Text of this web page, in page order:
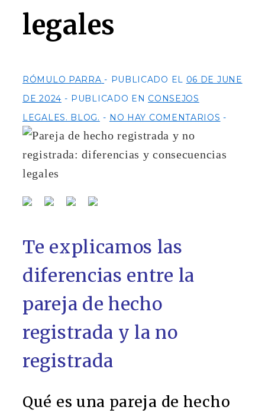
legales
RÓMULO PARRA PUBLICADO EL 06 DE JUNE
DE 2024
PUBLICADO EN CONSEJOS
LEGALES. BLOG.
NO HAY COMENTARIOS
Te explicamos las
diferencias entre la
pareja de hecho
registrada y la no
registrada
Qué es una pareja de hecho